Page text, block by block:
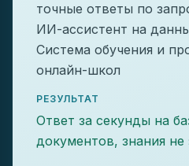
точные ответы по
ИИ-ассистент на
Система обучения и
онлайн-школ
РЕЗУЛЬТАТ
Ответ за секунды на
документов, знания